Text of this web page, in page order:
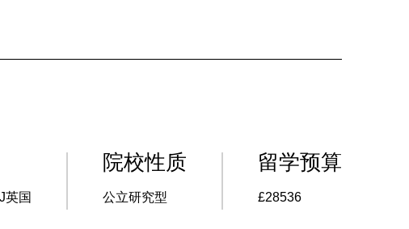
英国
院校性质
公立研究型
留学预算
£28536